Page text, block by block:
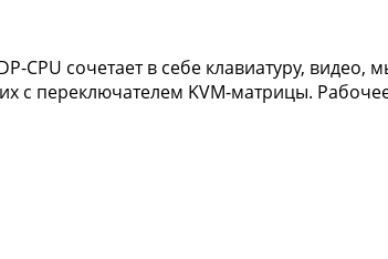
CPU сочетает в себе клавиатуру,
с переключателем KVM-матрицы.